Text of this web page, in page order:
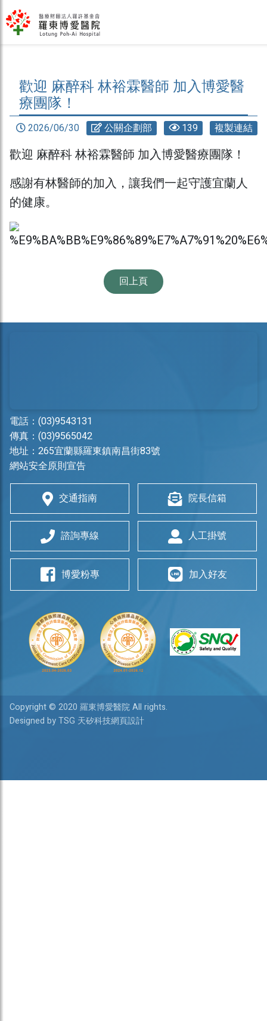
歡迎 麻醉科 林裕霖醫師 加入博愛醫
療團隊！
2026/06/30 公關企劃部 139 複製連結
歡迎 麻醉科 林裕霖醫師 加入博愛醫療團隊！
感謝有林醫師的加入，讓我們一起守護宜蘭人
的健康。
回上頁
電話： (03)9543131
傳真：(03)9565042
地址： 265宜蘭縣羅東鎮南昌街83號
網站安全原則宣告
交通指南 院長信箱
諮詢專線 人工掛號
博愛粉專 加入好友
Copyright © 2020 羅東博愛醫院 All rights.
Designed by TSG 天矽科技網頁設計